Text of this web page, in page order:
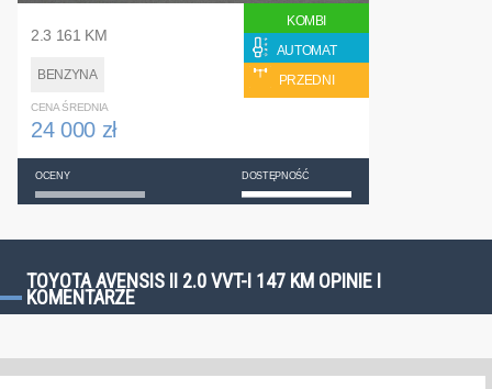
2.3 161 KM
BENZYNA
KOMBI
AUTOMAT
PRZEDNI
CENA ŚREDNIA
24 000 zł
OCENY DOSTĘPNOŚĆ
TOYOTA AVENSIS II 2.0 VVT-I 147 KM OPINIE I
KOMENTARZE